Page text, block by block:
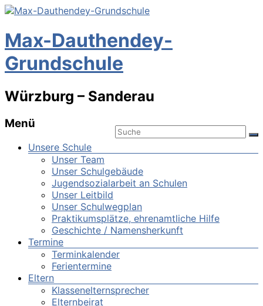
Max-Dauthendey-
Grundschule
Würzburg – Sanderau
Menü
Unsere Schule
Unser Team
Unser Schulgebäude
Jugendsozialarbeit an Schulen
Unser Leitbild
Unser Schulwegplan
Praktikumsplätze, ehrenamtliche Hilfe
Geschichte / Namensherkunft
Termine
Terminkalender
Ferientermine
Eltern
Klassenelternsprecher
Elternbeirat